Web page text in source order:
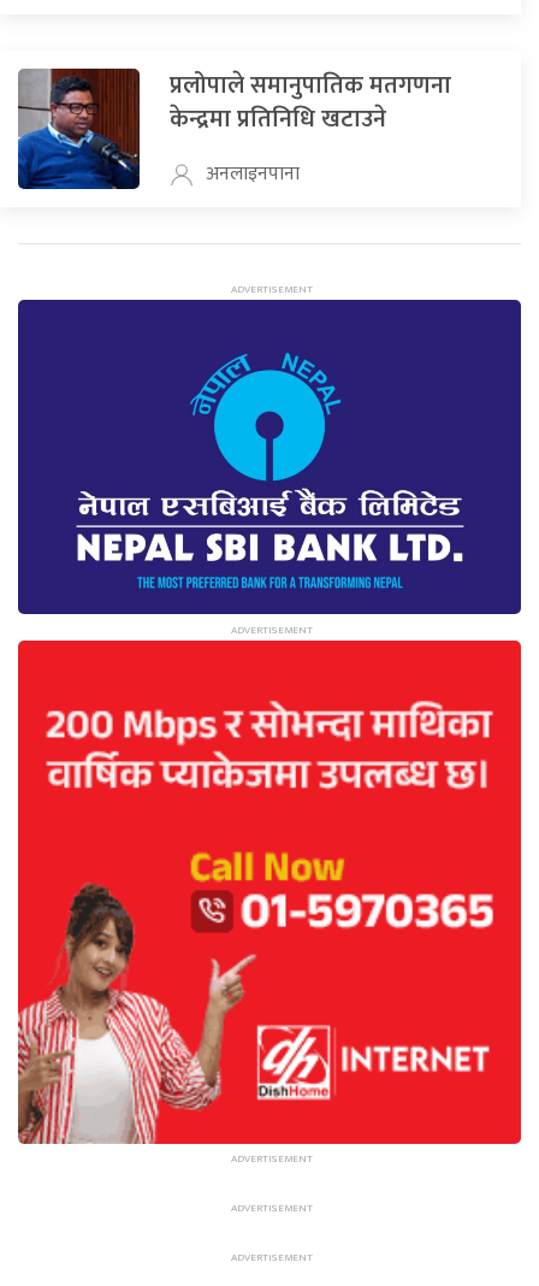
प्रलोपाले समानुपातिक मतगणना
केन्द्रमा प्रतिनिधि खटाउने
अनलाइनपाना